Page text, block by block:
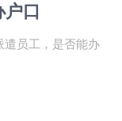
口
遣员工，是否能办